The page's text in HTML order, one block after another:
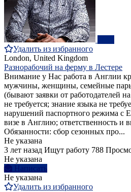
Удалить из избранного
London, United Kingdom
Разнорабочий на ферму в Лестере
Внимание у Нас работа в Англии
мужчины, женщины, семейные
(бывают заявки от работодателей
не требуется; знание языка не
нарушений паспортного режима с
визе в Англию; ответственность и
Обязанности: сбор сезонных про...
Не указана
3 лет назад Ищут работу 788
Не указана
Написать
Не указана
Удалить из избранного